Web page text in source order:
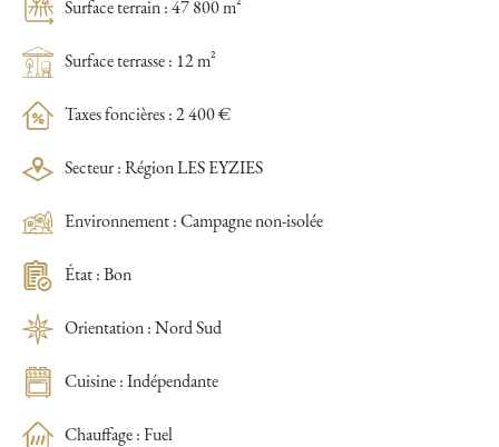
Surface terrain : 47 800 m²
Surface terrasse : 12 m²
Taxes foncières : 2 400 €
Secteur : Région LES EYZIES
Environnement : Campagne non-isolée
État : Bon
Orientation : Nord Sud
Cuisine : Indépendante
Chauffage : Fuel